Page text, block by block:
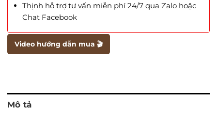
Thịnh hỗ trợ tư vấn miễn phí 24/7 qua Zalo hoặc
Chat Facebook
Video hướng dẫn mua 🎬
Mô tả